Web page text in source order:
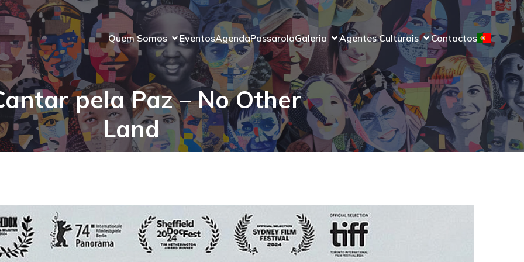
Quem Somos EventosAgendaPassarolaGaleria Agentes Culturais Contactos
pela Paz – No Other
Land